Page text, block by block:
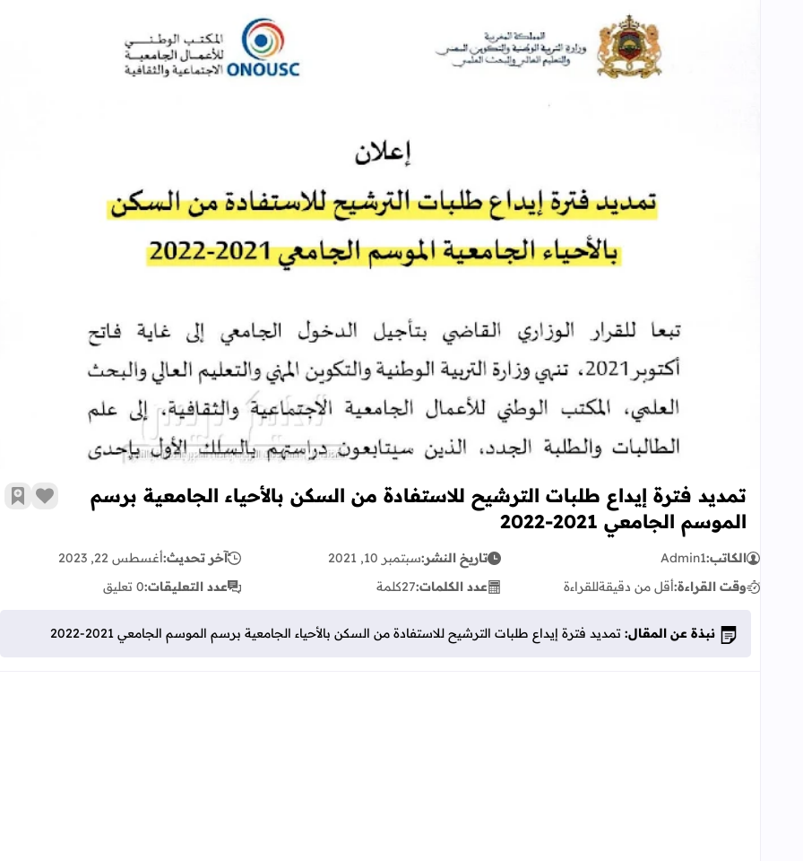
تمديد فترة إيداع طلبات الترشيح للاستفادة من السكن بالأحياء الجامعية
تمديد فترة إيداع طلبات الترشيح للاستفادة من السكن بالأحياء الجامعية برسم
الموسم الجامعي 2021-2022
زر
الكاتب:Admin1 تاريخ النشر:سبتمبر 10, 2021 آخر تحديث:أغسطس 22, 2023
وقت القراءة:أقل من دقيقةللقراءة عدد الكلمات:27كلمة عدد التعليقات:0 تعليق
نبذة عن المقال: تمديد فترة إيداع طلبات الترشيح للاستفادة من السكن بالأحياء الجامعية برسم الموسم الجامعي 2021-2022